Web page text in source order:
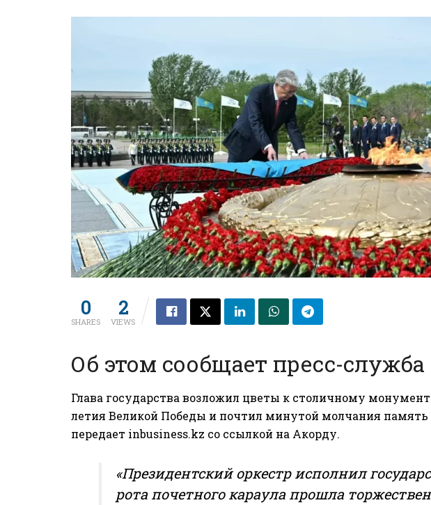
0
SHARES
2
VIEWS
Об этом сообщает пресс-
Глава государства возложил цветы к столичному
летия Великой Победы и почтил минутой молчания память
передает inbusiness.kz со ссылкой на Акорду.
«Президентский оркестр исполнил
рота почетного караула прошла